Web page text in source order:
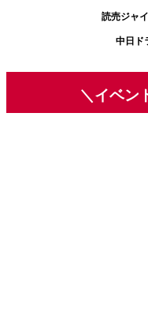
読売ジャ
中日ド
＼イベン